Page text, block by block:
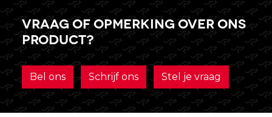
Vraag of opmerking over ons
product?
Bel ons Schrijf ons Stel je vraag